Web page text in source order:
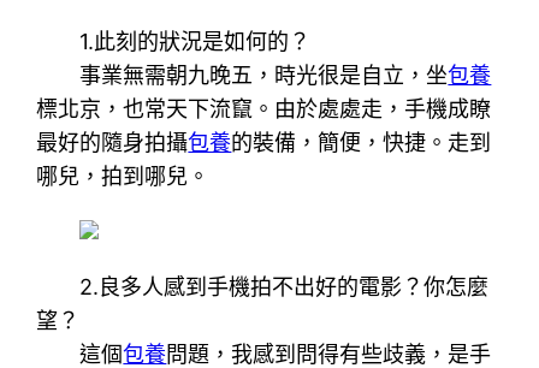
1.此刻的狀況是如何的？
事業無需朝九晚五，時光很是自立，坐包養
標北京，也常天下流竄。由於處處走，手機成瞭
最好的隨身拍攝包養的裝備，簡便，快捷。走到
哪兒，拍到哪兒。
2.良多人感到手機拍不出好的電影？你怎麼
望？
這個包養問題，我感到問得有些歧義，是手